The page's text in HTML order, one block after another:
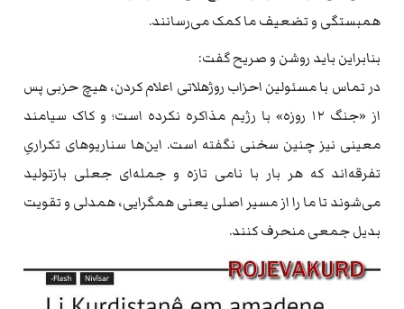
همبستگی و تضعیف ما کمک می‌رسانند.
بنابراین باید روشن و صریح گفت:
در تماس با مسئولین احزاب روژهلاتی اعلام کردن، هیچ حزبی پس
از «جنگ ۱۲ روزه» با رژیم مذاکره نکرده است؛ و کاک سیامند
معینی نیز چنین سخنی نگفته است. این‌ها سناریوهای تکراریِ
تفرقه‌اند که هر بار با نامی تازه و جمله‌ای جعلی بازتولید
می‌شوند تا ما را از مسیر اصلی یعنی همگرایی، همدلی و تقویت
بدیل جمعی منحرف کنند.